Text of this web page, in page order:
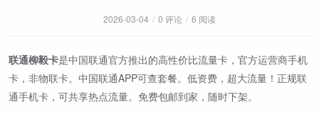
2026-03-04 / 0 评论 / 6 阅读
联通柳毅卡是中国联通官方推出的高性价比流量卡，官方运营商手机
卡，非物联卡。中国联通APP可查套餐。低资费，超大流量！正规联
通手机卡，可共享热点流量。免费包邮到家，随时下架。